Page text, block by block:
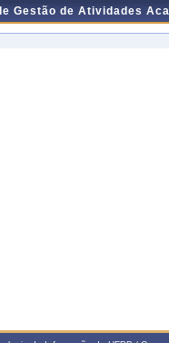
Gestão de Atividades